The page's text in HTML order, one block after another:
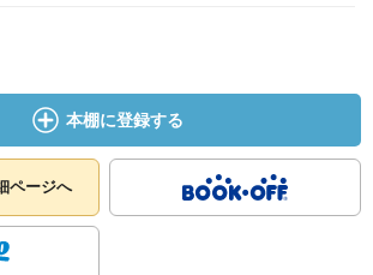
本棚に登録する
ページへ